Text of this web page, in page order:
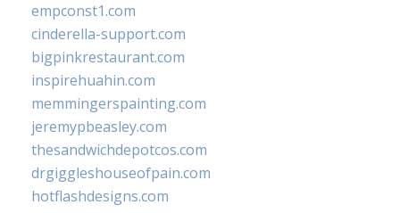
empconst1.com
cinderella-support.com
bigpinkrestaurant.com
inspirehuahin.com
memmingerspainting.com
jeremypbeasley.com
thesandwichdepotcos.com
drgiggleshouseofpain.com
hotflashdesigns.com